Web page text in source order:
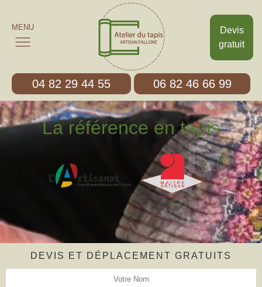
Devis
gratuit
MENU
04 82 29 44 55 06 82 46 66 99
La référence en tapis
DEVIS ET DÉPLACEMENT GRATUITS